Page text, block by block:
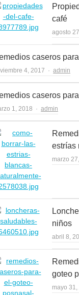
café
agosto
caseros
4, 2017 Author
admin
caseros
1, 2018 Author
admin
estrías
marzo
niños
abril 8,
goteo
mayo 31,